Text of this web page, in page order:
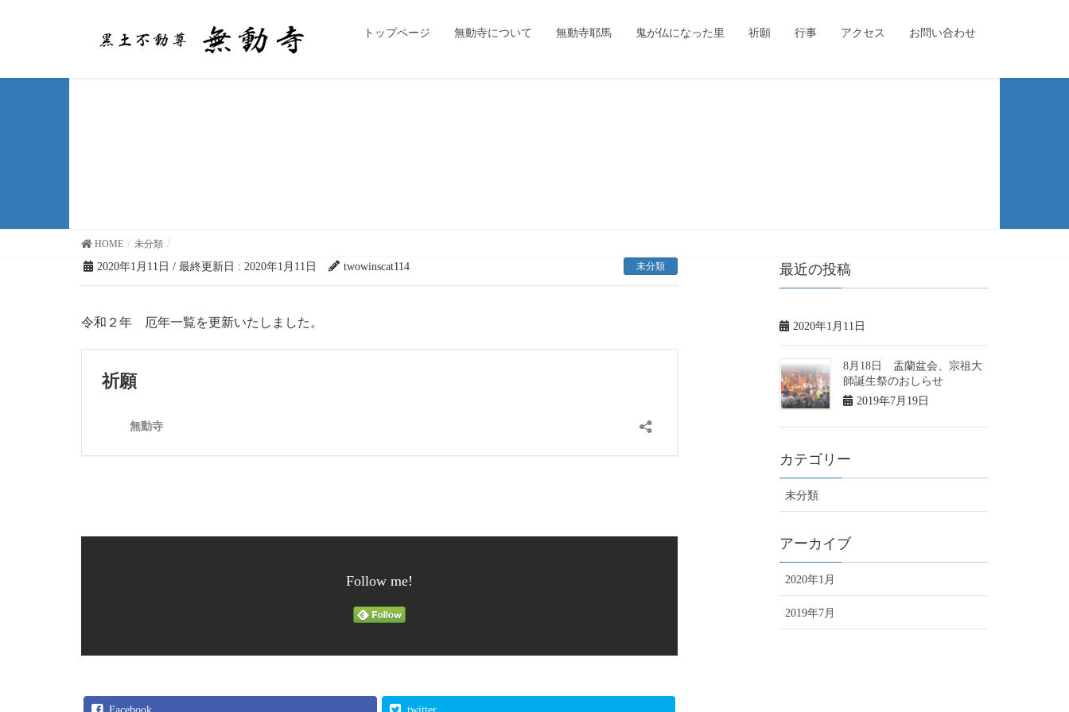
トップページ 無動寺について 無動寺耶馬 鬼が仏になった里 祈願 行事 アクセス お問い合わせ
HOME 未分類
2020年1月11日 / 最終更新日 : 2020年1月11日 twowinscat114 未分類
令和２年 厄年一覧を更新いたしました。
Follow me!
最近の投稿
2020年1月11日
8月18日 盂蘭盆会、宗祖大
師誕生祭のおしらせ
2019年7月19日
カテゴリー
未分類
アーカイブ
2020年1月
2019年7月